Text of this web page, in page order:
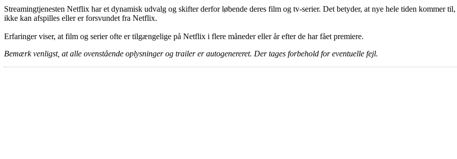
Streamingtjenesten Netflix har et dynamisk udvalg og skifter derfor løbende deres film og tv-serier. Det betyder, at nye hele tiden kommer
ikke kan afspilles eller er forsvundet fra Netflix.
Erfaringer viser, at film og serier ofte er tilgængelige på Netflix i flere måneder eller år efter de har fået premiere.
Bemærk venligst, at alle ovenstående oplysninger og trailer er autogenereret. Der tages forbehold for eventuelle fejl.